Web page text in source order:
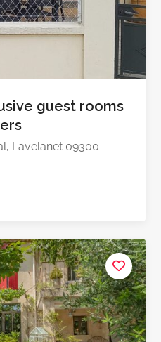
guest rooms
Lavelanet 09300